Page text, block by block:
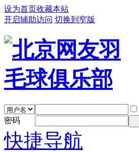
设为首页收藏本站
开启辅助访问 切换到窄版
密码
快捷导航